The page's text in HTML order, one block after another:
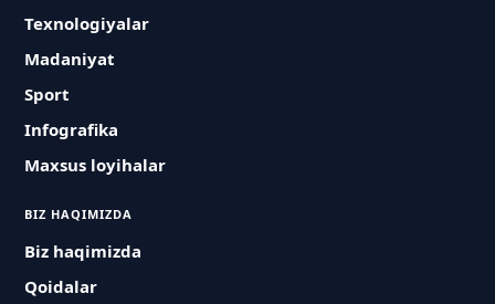
Texnologiyalar
Madaniyat
Sport
Infografika
Maxsus loyihalar
BIZ HAQIMIZDA
Biz haqimizda
Qoidalar